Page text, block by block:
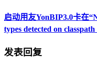
启动用友YonBIP3.0卡在
types detected on
发表回复